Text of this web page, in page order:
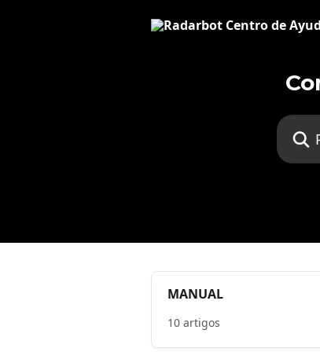
MANUAL
10 artigos